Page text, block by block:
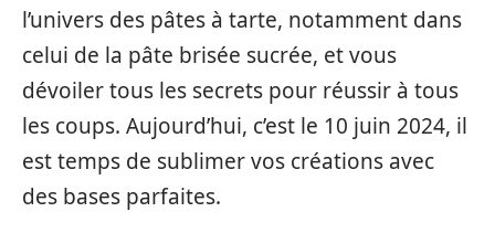
l’univers des pâtes à tarte, notamment dans
celui de la pâte brisée sucrée, et vous
dévoiler tous les secrets pour réussir à tous
les coups. Aujourd’hui, c’est le 10 juin 2024, il
est temps de sublimer vos créations avec
des bases parfaites.